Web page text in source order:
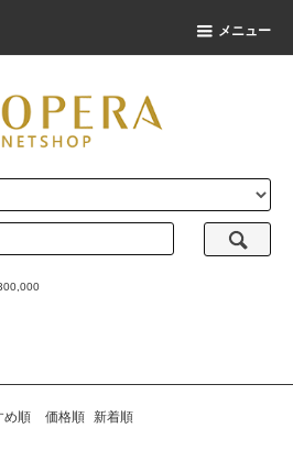
メニュー
め順 価格順 新着順